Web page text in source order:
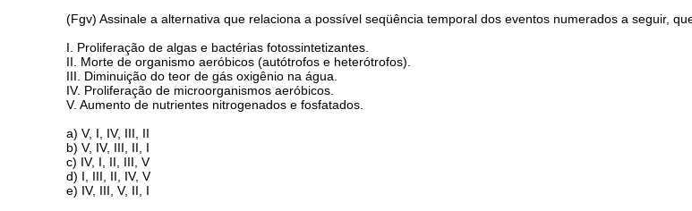
(Fgv) Assinale a alternativa que relaciona a possível seqüência temporal dos eventos numerados a seguir,
I. Proliferação de algas e bactérias fotossintetizantes.
II. Morte de organismo aeróbicos (autótrofos e heterótrofos).
III. Diminuição do teor de gás oxigênio na água.
IV. Proliferação de microorganismos aeróbicos.
V. Aumento de nutrientes nitrogenados e fosfatados.
a) V, I, IV, III, II
b) V, IV, III, II, I
c) IV, I, II, III, V
d) I, III, II, IV, V
e) IV, III, V, II, I